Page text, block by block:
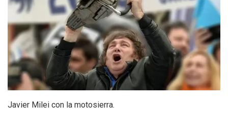
Javier Milei con la motosierra.